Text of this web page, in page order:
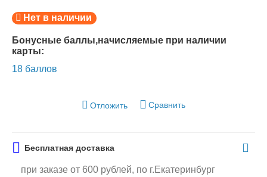
Нет в наличии
Бонусные баллы,начисляемые при наличии
карты:
18 баллов
Отложить Сравнить
Бесплатная доставка
при заказе от 600 рублей, по г.Екатеринбург